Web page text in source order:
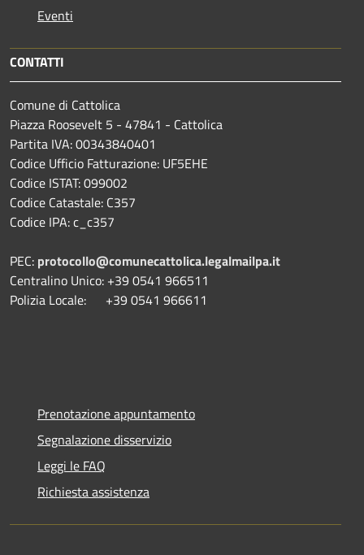
Eventi
CONTATTI
Comune di Cattolica
Piazza Roosevelt 5 - 47841 - Cattolica
Partita IVA: 00343840401
Codice Ufficio Fatturazione: UF5EHE
Codice ISTAT: 099002
Codice Catastale: C357
Codice IPA: c_c357
PEC: protocollo@comunecattolica.legalmailpa.it
Centralino Unico: +39 0541 966511
Polizia Locale: +39 0541 966611
Prenotazione appuntamento
Segnalazione disservizio
Leggi le FAQ
Richiesta assistenza